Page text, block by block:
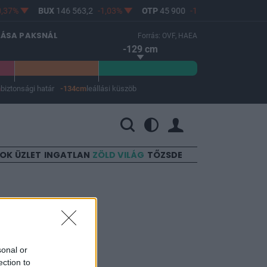
or
to
BUX146 563,2 -1,03% OTP45 900 -1,82%
PAKSNÁL Forrás: OVF, HAEA
-129 cm
biztonsági határ -134cm leállási küszöb
ÜZLET INGATLAN ZÖLD VILÁG TŐZSDE